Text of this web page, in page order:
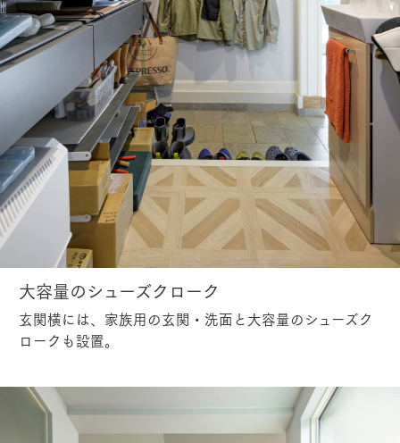
大容量のシューズクローク
玄関横には、家族用の玄関・洗面と大容量のシューズク
ロークも設置。